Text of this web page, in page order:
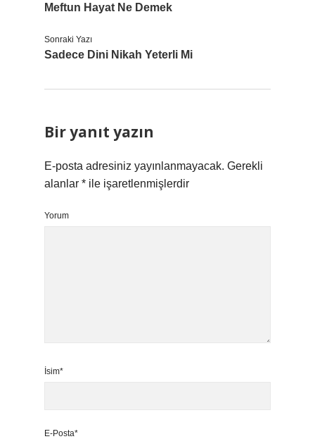
Meftun Hayat Ne Demek
Sonraki Yazı
Sadece Dini Nikah Yeterli Mi
Bir yanıt yazın
E-posta adresiniz yayınlanmayacak. Gerekli
alanlar * ile işaretlenmişlerdir
Yorum
İsim*
E-Posta*